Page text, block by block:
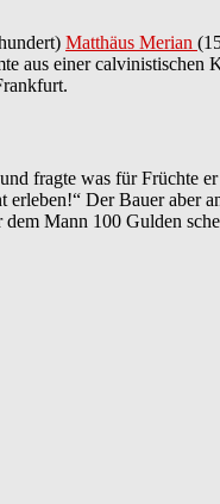
Matthäus Merian
aus einer calvinistischen
fragte was für Früchte
Der Bauer aber
Mann 100 Gulden